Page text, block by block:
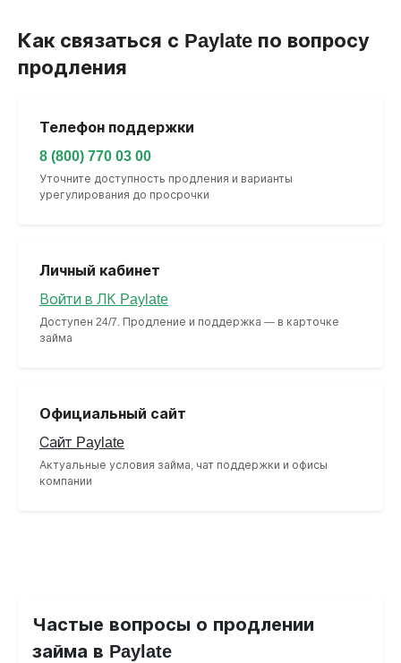
Как связаться с Paylate по вопросу
продления
Телефон поддержки
8 (800) 770 03 00
Уточните доступность продления и варианты
урегулирования до просрочки
Личный кабинет
Войти в ЛК Paylate
Доступен 24/7. Продление и поддержка — в карточке
займа
Официальный сайт
Сайт Paylate
Актуальные условия займа, чат поддержки и офисы
компании
Частые вопросы о продлении
займа в Paylate